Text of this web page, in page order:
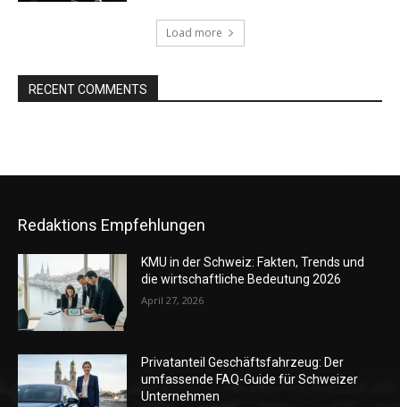
Load more
RECENT COMMENTS
Redaktions Empfehlungen
KMU in der Schweiz: Fakten, Trends und
die wirtschaftliche Bedeutung 2026
April 27, 2026
Privatanteil Geschäftsfahrzeug: Der
umfassende FAQ-Guide für Schweizer
Unternehmen